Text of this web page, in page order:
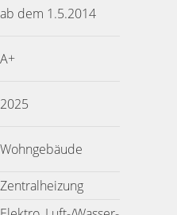
ab dem 1.5.2014
A+
2025
Wohngebäude
Zentralheizung